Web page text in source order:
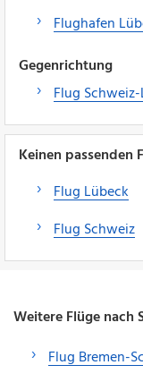
Flughafen
Gegenrichtung
Flug
Keinen passenden
Flug Lübeck
Flug Schweiz
Weitere Flüge nach
Flug Bremen-